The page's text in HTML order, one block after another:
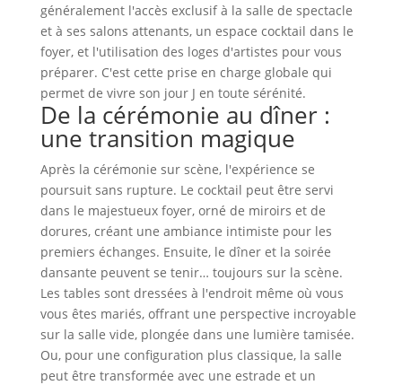
généralement l'accès exclusif à la salle de spectacle
et à ses salons attenants, un espace cocktail dans le
foyer, et l'utilisation des loges d'artistes pour vous
préparer. C'est cette prise en charge globale qui
permet de vivre son jour J en toute sérénité.
De la cérémonie au dîner :
une transition magique
Après la cérémonie sur scène, l'expérience se
poursuit sans rupture. Le cocktail peut être servi
dans le majestueux foyer, orné de miroirs et de
dorures, créant une ambiance intimiste pour les
premiers échanges. Ensuite, le dîner et la soirée
dansante peuvent se tenir… toujours sur la scène.
Les tables sont dressées à l'endroit même où vous
vous êtes mariés, offrant une perspective incroyable
sur la salle vide, plongée dans une lumière tamisée.
Ou, pour une configuration plus classique, la salle
peut être transformée avec une estrade et un